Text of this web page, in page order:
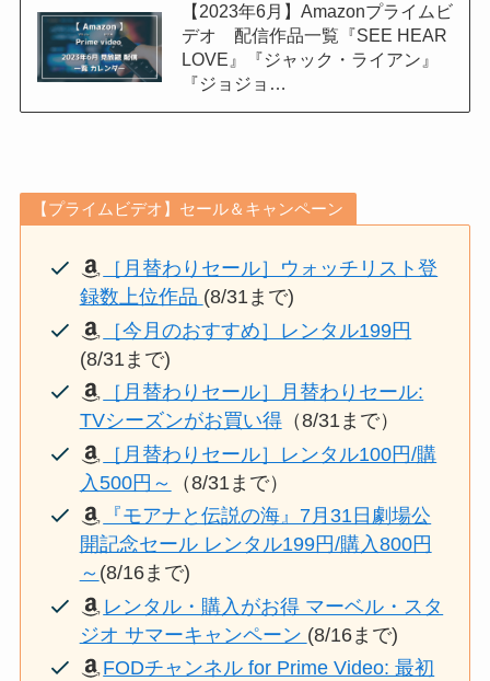
【2023年6月】Amazonプライムビ
デオ 配信作品一覧『SEE HEAR
LOVE』『ジャック・ライアン』
『ジョジョ…
【プライムビデオ】セール＆キャンペーン
［月替わりセール］ウォッチリスト登
録数上位作品 (8/31まで)
［今月のおすすめ］レンタル199円
(8/31まで)
［月替わりセール］月替わりセール:
TVシーズンがお買い得（8/31まで）
［月替わりセール］レンタル100円/購
入500円～
（8/31まで）
『モアナと伝説の海』7月31日劇場公
開記念セール レンタル199円/購入800円
～ (8/16まで)
レンタル・購入がお得 マーベル・スタ
ジオ サマーキャンペーン (8/16まで)
FODチャンネル for Prime Video: 最初